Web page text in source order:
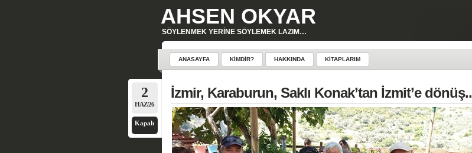
AHSEN OKYAR
SÖYLENMEK YERINE SÖYLEMEK LAZIM…
ANASAYFA KIMDIR? HAKKINDA KITAPLARIM
2
HAZ/26
Kapalı
İzmir, Karaburun, Saklı Konak’tan İzmit’e dönüş..